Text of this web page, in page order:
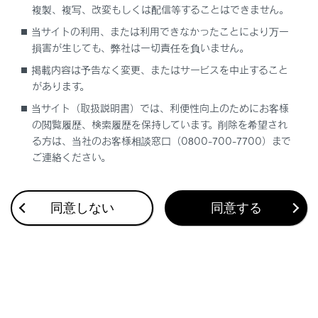
本書の画面と実際の画面は、装備、契約の有無、地図
データの作成時期などによって異なります。
標および登録商標です。
複製、複写、改変もしくは配信等することはできません。
当サイトの利用、または利用できなかったことにより万一
損害が生じても、弊社は一切責任を負いません。
掲載内容は予告なく変更、またはサービスを中止すること
があります。
当サイト（取扱説明書）では、利便性向上のためにお客様
の閲覧履歴、検索履歴を保持しています。削除を希望され
る方は、当社のお客様相談窓口（0800-700-7700）まで
ご連絡ください。
同意しない 同意する